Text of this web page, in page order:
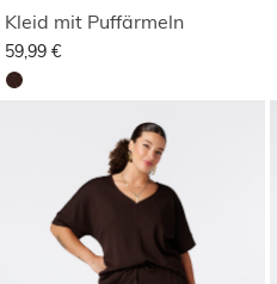
Kleid mit Puffärmeln
59,99 €